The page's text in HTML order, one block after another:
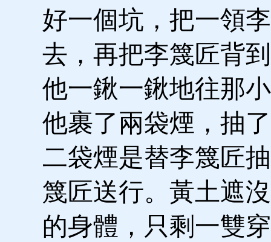
好一個坑，把一領
去，再把李篾匠背
他一鍬一鍬地往那
他裹了兩袋煙，抽
二袋煙是替李篾匠
篾匠送行。黃土遮
的身體，只剩一雙